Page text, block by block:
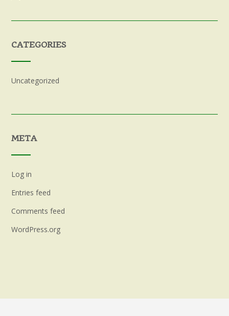
CATEGORIES
Uncategorized
META
Log in
Entries feed
Comments feed
WordPress.org